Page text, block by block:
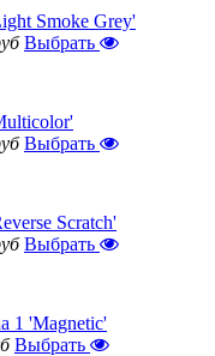
Smoke Grey'
Выбрать
Выбрать
Scratch'
Выбрать
1 'Magnetic'
Выбрать